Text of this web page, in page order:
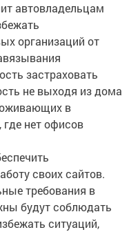
автовладельцам
организаций от
застраховать
не выходя из дома
в
нет офисов
своих сайтов.
требования в
будут соблюдать
ситуаций,